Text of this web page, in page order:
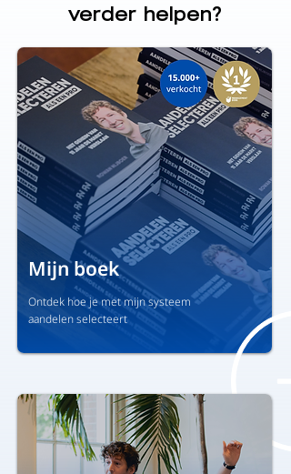
verder helpen?
Ontdek hoe je met mijn systeem
aandelen selecteert
Mijn boek